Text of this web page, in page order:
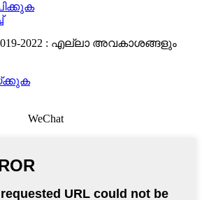
2022 : എല്ലാ അവകാശങ്ങളും
WeChat